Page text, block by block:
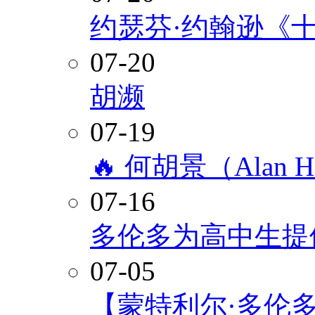
约瑟芬·约翰逊《
07-20
胡濒
07-19
🔥 何胡景（Alan
07-16
多伦多为高中生
07-05
【蒙特利尔·多伦